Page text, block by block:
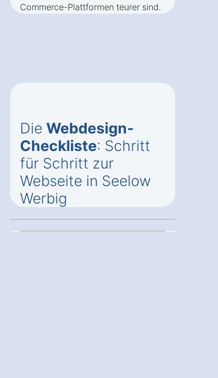
Commerce-Plattformen teurer sind.
Die Webdesign-
Checkliste: Schritt
für Schritt zur
Webseite in Seelow
Werbig